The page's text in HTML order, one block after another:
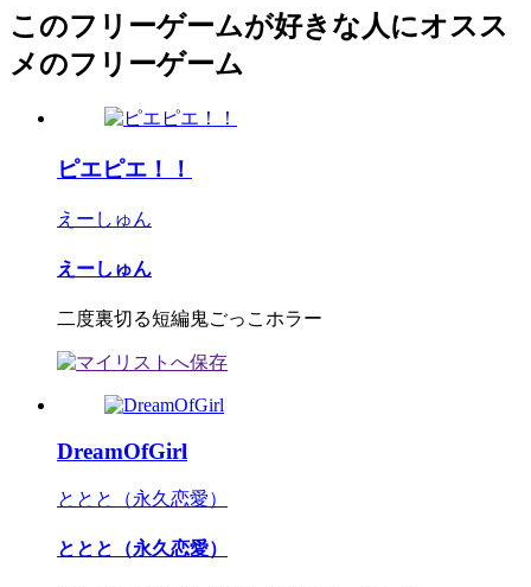
このフリーゲームが好きな人にオスス
メのフリーゲーム
ピエピエ！！
えーしゅん
えーしゅん
二度裏切る短編鬼ごっこホラー
DreamOfGirl
ととと（永久恋愛）
ととと（永久恋愛）